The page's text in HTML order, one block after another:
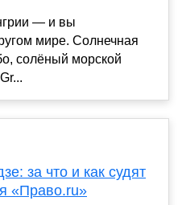
— и вы
мире. Солнечная
солёный морской
за что и как судят
«Право.ru»